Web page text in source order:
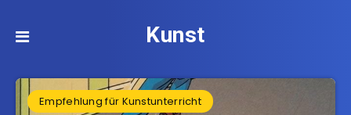
Kunst
Empfehlung für Kunstunterricht